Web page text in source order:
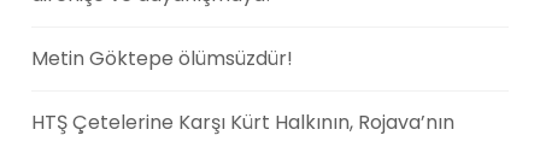
Metin Göktepe ölümsüzdür!
HTŞ Çetelerine Karşı Kürt Halkının, Rojava’nın